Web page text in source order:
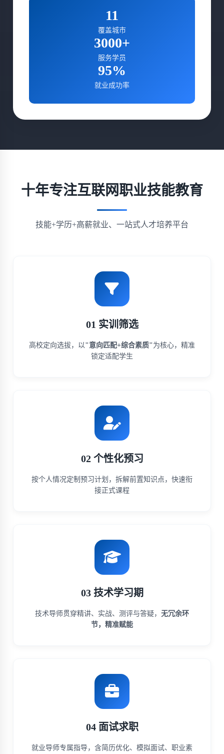
11
覆盖城市
3000+
服务学员
95%
就业成功率
十年专注互联网职业技能教育
技能+学历+高薪就业、一站式人才培养平台
01 实训筛选
高校定向选拔，以"意向匹配+综合素质"为核心，精准
锁定适配学生
02 个性化预习
按个人情况定制预习计划，拆解前置知识点，快速衔
接正式课程
03 技术学习期
技术导师贯穿精讲、实战、测评与答疑， 无冗余环
节，精准赋能
04 面试求职
就业导师专属指导，含简历优化、模拟面试、职业素